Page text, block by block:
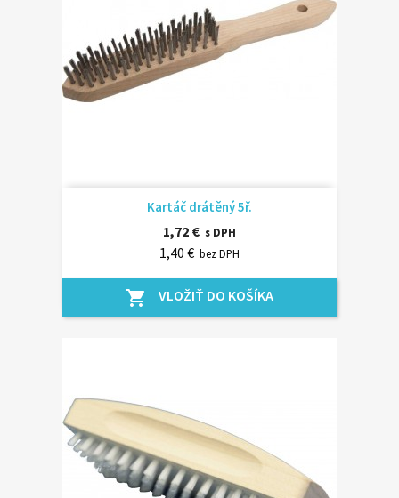
Kartáč drátěný 5ř.
1,72 € s DPH
1,40 € bez DPH
shopping_cart VLOŽIŤ DO KOŠÍKA